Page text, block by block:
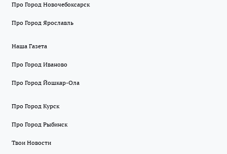
Про Город Новочебоксарск
Про Город Ярославль
Наша Газета
Про Город Иваново
Про Город Йошкар-Ола
Про Город Курск
Про Город Рыбинск
Твои Новости